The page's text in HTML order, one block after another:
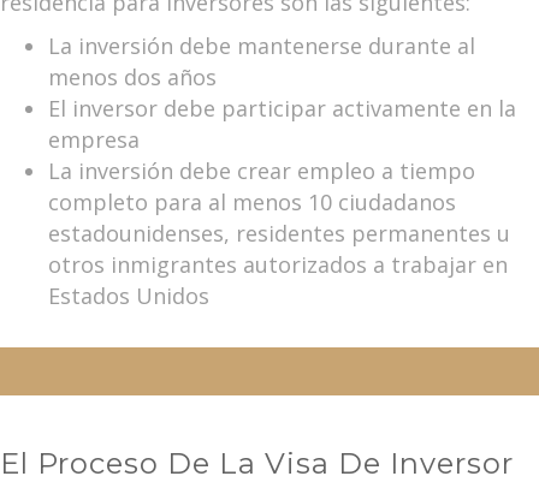
La inversión debe mantenerse durante al
menos dos años
El inversor debe participar activamente en la
empresa
La inversión debe crear empleo a tiempo
completo para al menos 10 ciudadanos
estadounidenses, residentes permanentes u
otros inmigrantes autorizados a trabajar en
Estados Unidos
El Proceso De La Visa De Inversor